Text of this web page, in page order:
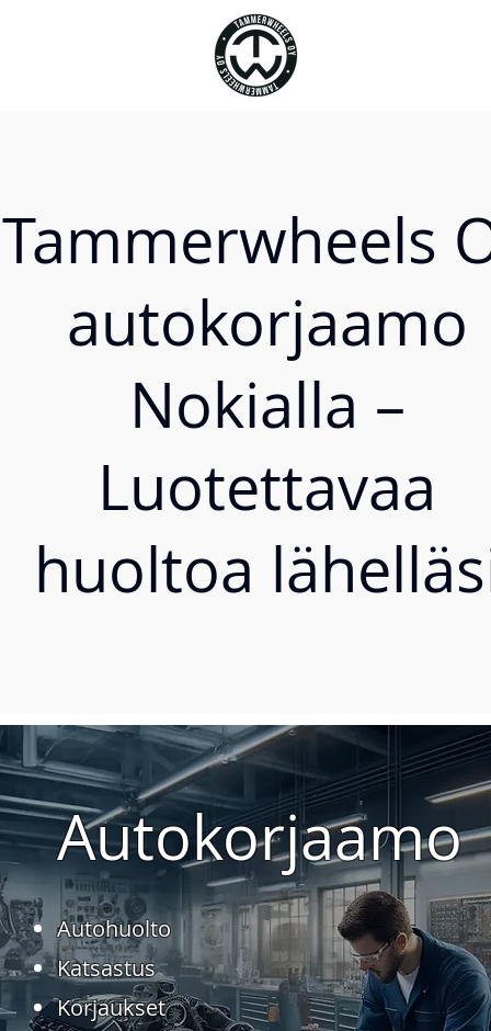
Tammerwheels
autokorjaamo
Nokialla –
Luotettavaa
huoltoa
Autokorjaamo
Autohuolto
Katsastus
Korjaukset